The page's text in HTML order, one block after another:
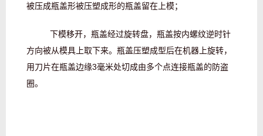
被压成瓶盖形被压塑成形的瓶盖留在上模；
下模移开，瓶盖经过旋转盘，瓶盖按内螺纹逆时针
方向被从模具上取下来。瓶盖压塑成型后在机器上旋转，
用刀片在瓶盖边缘3毫米处切成由多个点连接瓶盖的防盗
圈。